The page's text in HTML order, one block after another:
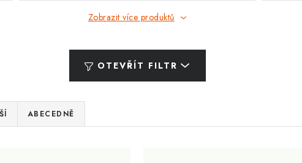
Zobrazit více produktů
OTEVŘÍT FILTR
ABECEDNĚ